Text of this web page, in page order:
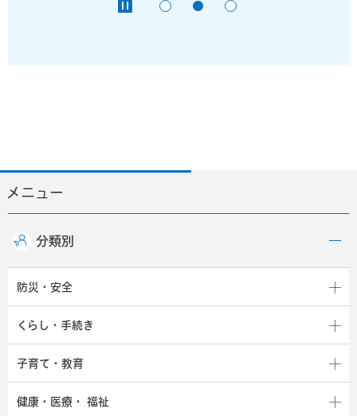
メニュー
分類別
防災・安全
くらし・手続き
子育て・教育
健康・医療・ 福祉